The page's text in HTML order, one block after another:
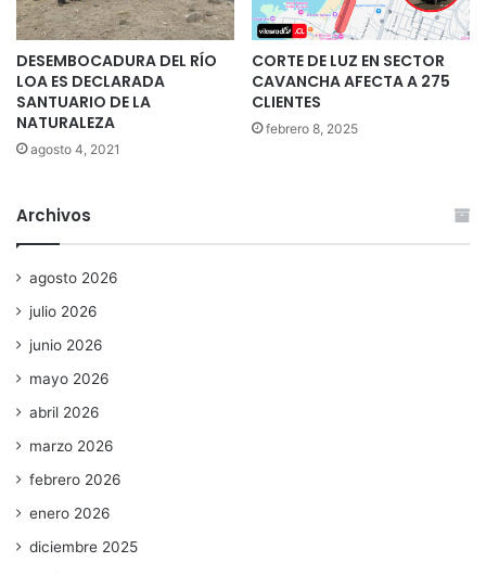
DESEMBOCADURA DEL RÍO
LOA ES DECLARADA
SANTUARIO DE LA
NATURALEZA
agosto 4, 2021
CORTE DE LUZ EN SECTOR
CAVANCHA AFECTA A 275
CLIENTES
febrero 8, 2025
Archivos
agosto 2026
julio 2026
junio 2026
mayo 2026
abril 2026
marzo 2026
febrero 2026
enero 2026
diciembre 2025